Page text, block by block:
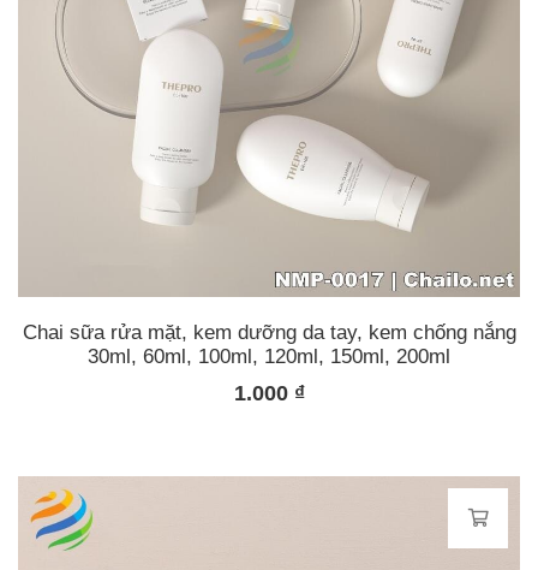
Chai sữa rửa mặt, kem dưỡng da tay, kem chống nắng
30ml, 60ml, 100ml, 120ml, 150ml, 200ml
1.000 ₫